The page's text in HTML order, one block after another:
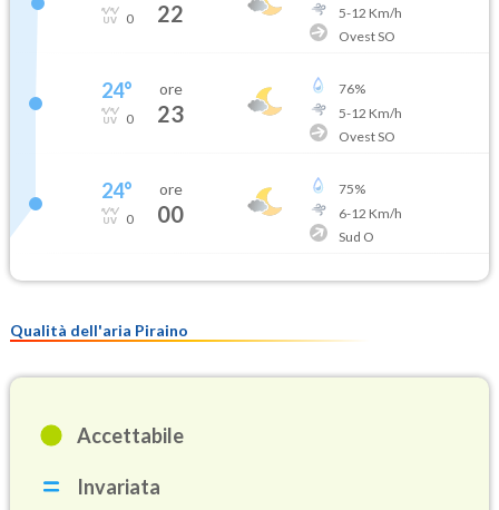
0 22
5-12 Km/h
Ovest SO
24°
0
ore
23
76%
5-12 Km/h
Ovest SO
24°
0
ore
00
75%
6-12 Km/h
Sud O
Qualità dell'aria Piraino
Accettabile
Invariata